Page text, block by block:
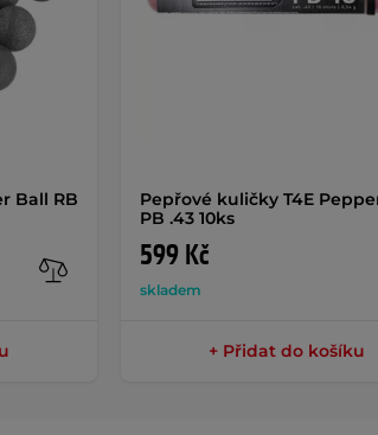
Ball RB
Pepřové kuličky T4E
PB .43 10ks
599 Kč
skladem
+ Přidat do košíku